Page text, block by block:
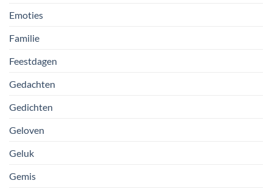
Emoties
Familie
Feestdagen
Gedachten
Gedichten
Geloven
Geluk
Gemis